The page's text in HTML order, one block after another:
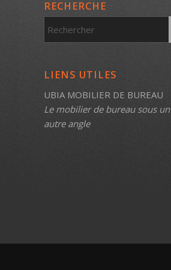
RECHERCHE
LIENS UTILES
UBIA MOBILIER DE BUREAU
Le mobilier de bureau sous un
autre angle